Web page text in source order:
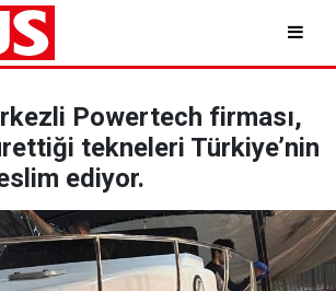
Powertech firması,
tekneleri Türkiye’nin
ediyor.